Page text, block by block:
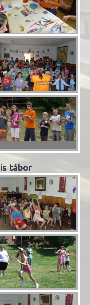
tábor